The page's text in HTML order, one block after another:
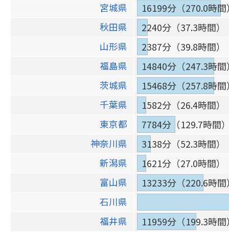
宮城県
16199分（270.0時間
秋田県
2240分（37.3時間）
山形県
2387分（39.8時間）
福島県
14840分（247.3時間
茨城県
15468分（257.8時間
千葉県
1582分（26.4時間）
東京都
7784分（129.7時間
神奈川県
3138分（52.3時間）
新潟県
1621分（27.0時間）
富山県
13233分（220.6時間
石川県
福井県
11959分（199.3時間